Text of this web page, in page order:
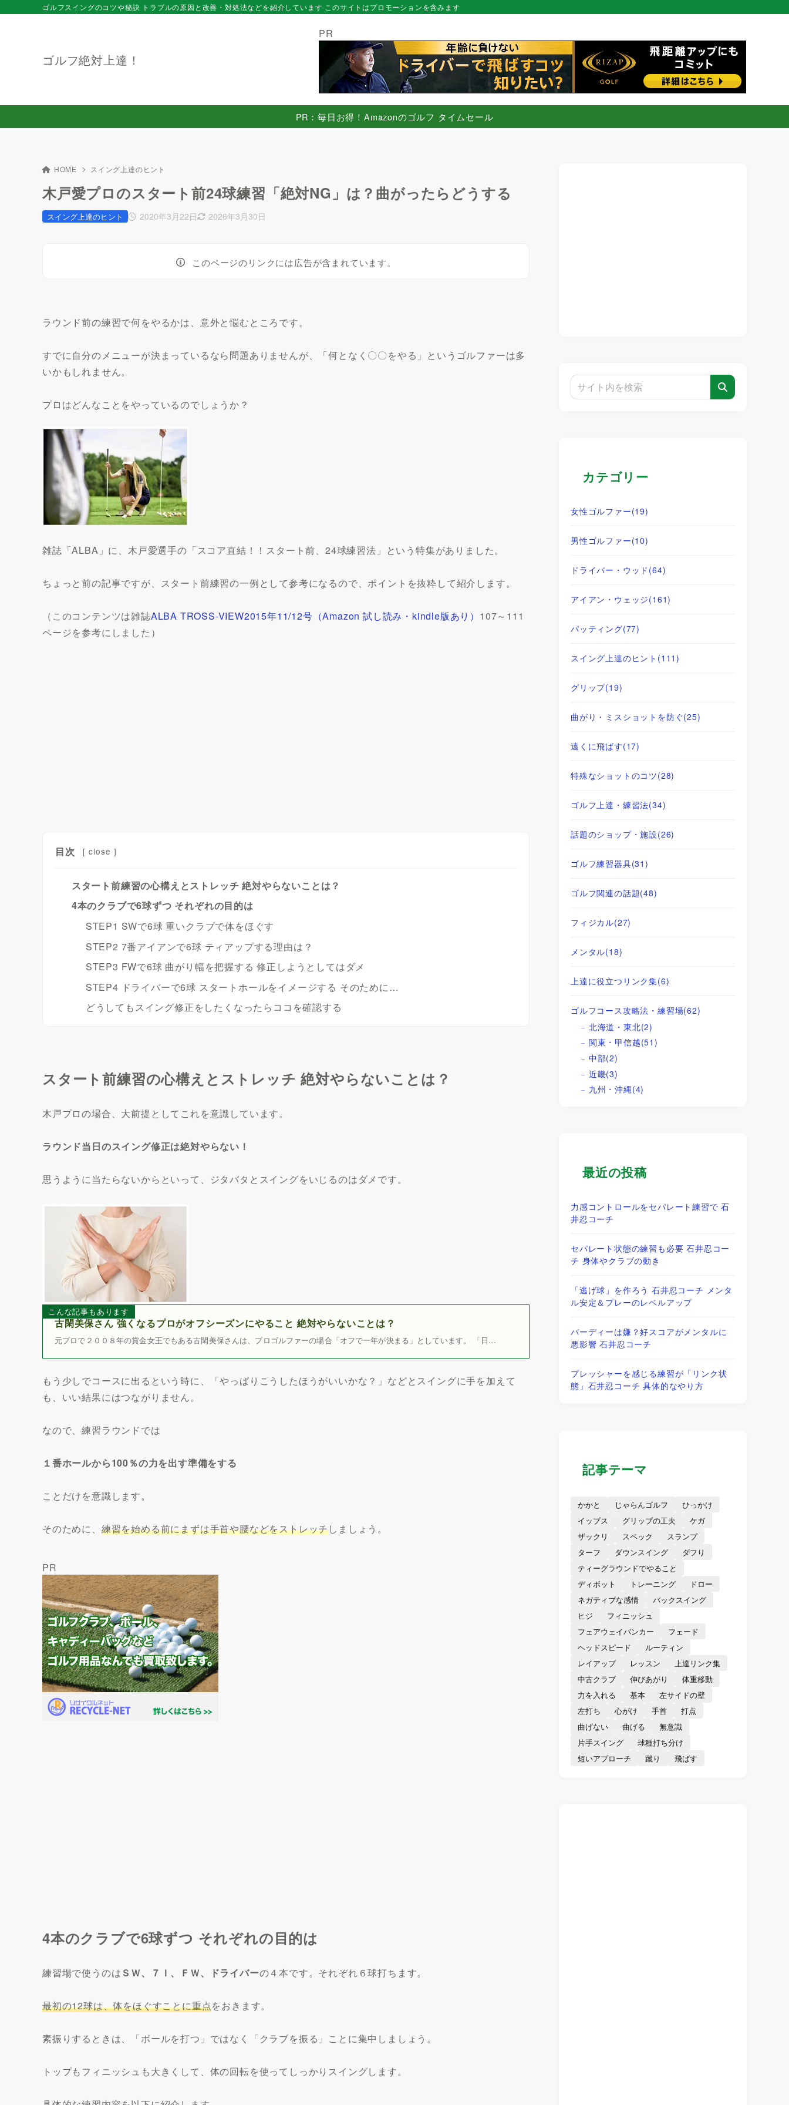
ゴルフ絶対上達！
ゴルフスイングのコツや秘訣 トラブルの原因と改善・対処法などを紹介しています このサイトはプロモーションを含みます
PR
PR：毎日お得！Amazonのゴルフ タイムセール
HOME スイング上達のヒント
木戸愛プロのスタート前24球練習「絶対NG」は？曲がったらどうする
2020年3月22日 2026年3月30日
スイング上達のヒント
このページのリンクには広告が含まれています。
ラウンド前の練習で何をやるかは、意外と悩むところです。
すでに自分のメニューが決まっているなら問題ありませんが、「何となく〇〇をやる」というゴルファーは多
いかもしれません。
プロはどんなことをやっているのでしょうか？
雑誌「ALBA」に、木戸愛選手の「スコア直結！！スタート前、24球練習法」という特集がありました。
ちょっと前の記事ですが、スタート前練習の一例として参考になるので、ポイントを抜粋して紹介します。
（このコンテンツは雑誌ALBA TROSS-VIEW2015年11/12号（Amazon 試し読み・kindle版あり） 107～111
ページを参考にしました）
目次 [ close ]
スタート前練習の心構えとストレッチ 絶対やらないことは？
4本のクラブで6球ずつ それぞれの目的は
STEP1 SWで6球 重いクラブで体をほぐす
STEP2 7番アイアンで6球 ティアップする理由は？
STEP3 FWで6球 曲がり幅を把握する 修正しようとしてはダメ
STEP4 ドライバーで6球 スタートホールをイメージする そのために…
どうしてもスイング修正をしたくなったらココを確認する
スタート前練習の心構えとストレッチ 絶対やらないことは？
木戸プロの場合、大前提としてこれを意識しています。
ラウンド当日のスイング修正は絶対やらない！
思うように当たらないからといって、ジタバタとスイングをいじるのはダメです。
こんな記事もあります
古閑美保さん 強くなるプロがオフシーズンにやること 絶対やらないことは？
元プロで２００８年の賞金女王でもある古閑美保さんは、プロゴルファーの場合「オフで一年が決まる」としています。 「日…
もう少しでコースに出るという時に、「やっぱりこうしたほうがいいかな？」などとスイングに手を加えて
も、いい結果にはつながりません。
なので、練習ラウンドでは
１番ホールから100％の力を出す準備をする
ことだけを意識します。
そのために、 練習を始める前にまずは手首や腰などをストレッチしましょう。
PR
4本のクラブで6球ずつ それぞれの目的は
練習場で使うのは ＳＷ、７Ｉ、ＦＷ、ドライバーの４本です。それぞれ６球打ちます。
最初の12球は、体をほぐすことに重点をおきます。
素振りするときは、「ボールを打つ」ではなく「クラブを振る」ことに集中しましょう。
トップもフィニッシュも大きくして、体の回転を使ってしっかりスイングします。
カテゴリー
女性ゴルファー(19)
男性ゴルファー(10)
ドライバー・ウッド (64)
アイアン・ウェッジ(161)
パッティング(77)
スイング上達のヒント (111)
グリップ(19)
曲がり・ミスショットを防ぐ(25)
遠くに飛ばす(17)
特殊なショットのコツ(28)
ゴルフ上達・練習法(34)
話題のショップ・施設(26)
ゴルフ練習器具(31)
ゴルフ関連の話題(48)
フィジカル(27)
メンタル(18)
上達に役立つリンク集(6)
ゴルフコース攻略法・練習場(62)
北海道・東北(2)
関東・甲信越(51)
中部(2)
近畿(3)
九州・沖縄(4)
最近の投稿
力感コントロールをセパレート練習で 石
井忍コーチ
セパレート状態の練習も必要 石井忍コー
チ 身体やクラブの動き
「逃げ球」を作ろう 石井忍コーチ メンタ
ル安定＆プレーのレベルアップ
バーディーは嫌？好スコアがメンタルに
悪影響 石井忍コーチ
プレッシャーを感じる練習が「リンク状
態」石井忍コーチ 具体的なやり方
記事テーマ
かかと じゃらんゴルフ
ひっかけ
イップス
グリップの工夫
ケガ
ザックリ
スペック
スランプ
ターフ
ダウンスイング
ダフり
ティーグラウンドでやること
ディボット
トレーニング
ドロー
ネガティブな感情
バックスイング
ヒジ
フィニッシュ
フェアウェイバンカー
フェード
ヘッドスピード
ルーティン
レイアップ
レッスン
上達リンク集
中古クラブ
伸びあがり
体重移動
力を入れる
基本
左サイドの壁
左打ち
心がけ 手首
打点
曲げない
曲げる
無意識
片手スイング
球種打ち分け
短いアプローチ
蹴り 飛ばす